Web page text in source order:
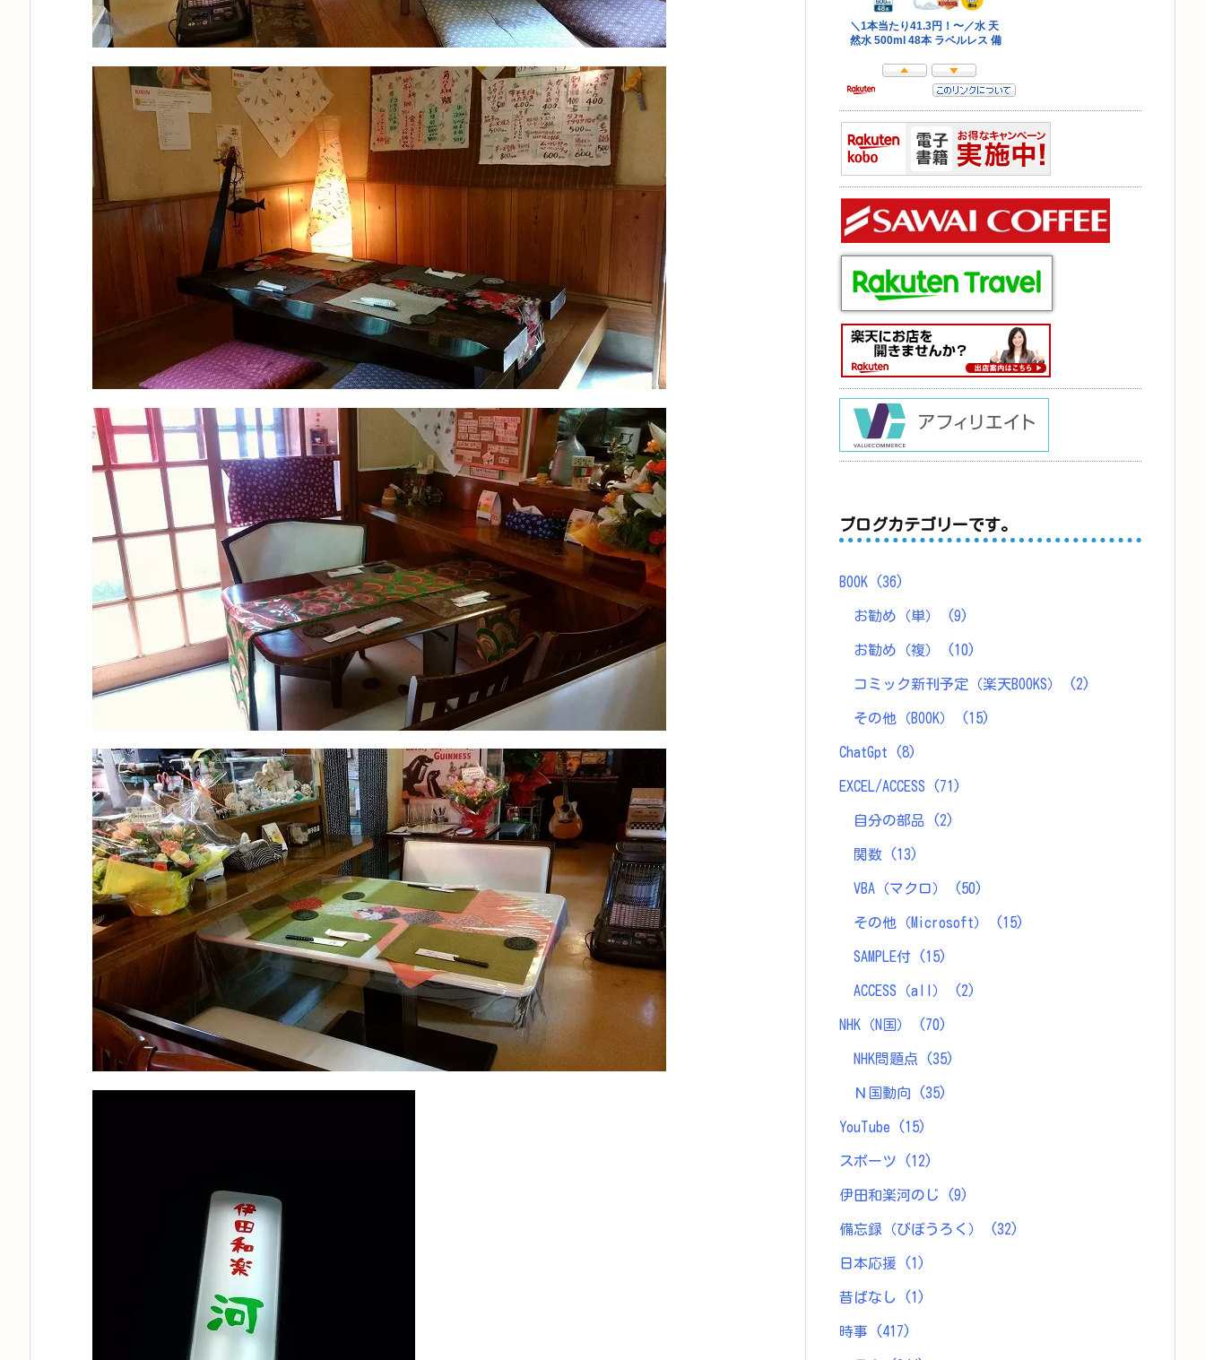
ブログカテゴリーです。
BOOK (36)
お勧め（単） (9)
お勧め（複） (10)
コミック新刊予定（楽天BOOKS） (2)
その他（BOOK） (15)
ChatGpt (8)
EXCEL/ACCESS (71)
自分の部品 (2)
関数 (13)
VBA（マクロ） (50)
その他（Microsoft） (15)
SAMPLE付 (15)
ACCESS（all） (2)
NHK（N国） (70)
NHK問題点 (35)
Ｎ国動向 (35)
YouTube (15)
スポーツ (12)
伊田和楽河のじ (9)
備忘録（びぼうろく） (32)
日本応援 (1)
昔ばなし (1)
時事 (417)